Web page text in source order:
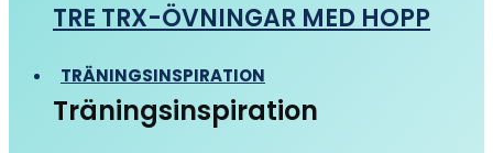
TRE TRX-ÖVNINGAR MED HOPP
TRÄNINGSINSPIRATION
Träningsinspiration